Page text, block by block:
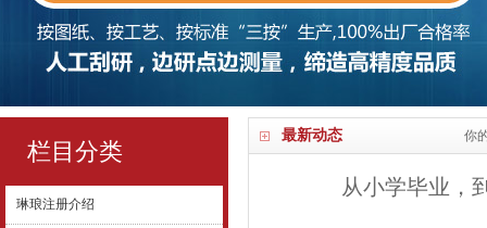
栏目分类
琳琅注册介绍
最新动态 你
从小学毕业，